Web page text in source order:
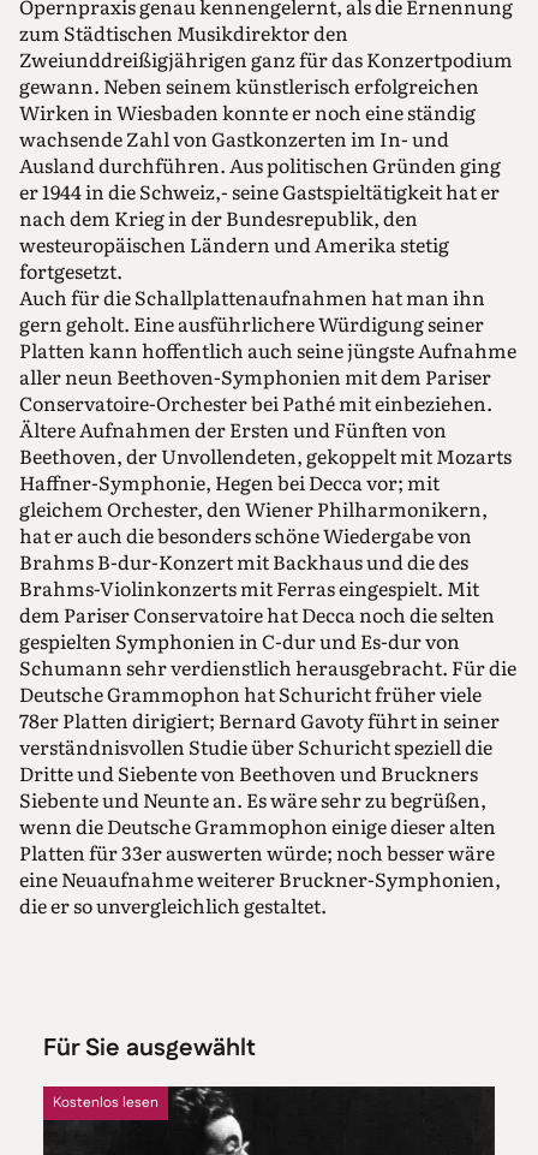
zum Städtischen Musikdirektor den
Zweiunddreißigjährigen ganz für das Konzertpodium
gewann. Neben seinem künstlerisch erfolgreichen
Wirken in Wiesbaden konnte er noch eine ständig
wachsende Zahl von Gastkonzerten im In- und
Ausland durchführen. Aus politischen Gründen ging
er 1944 in die Schweiz,- seine Gastspieltätigkeit hat er
nach dem Krieg in der Bundesrepublik, den
westeuropäischen Ländern und Amerika stetig
fortgesetzt.
Auch für die Schallplattenaufnahmen hat man ihn
gern geholt. Eine ausführlichere Würdigung seiner
Platten kann hoffentlich auch seine jüngste Aufnahme
aller neun Beethoven-Symphonien mit dem Pariser
Conservatoire-Orchester bei Pathé mit einbeziehen.
Ältere Aufnahmen der Ersten und Fünften von
Beethoven, der Unvollendeten, gekoppelt mit Mozarts
Haffner-Symphonie, Hegen bei Decca vor; mit
gleichem Orchester, den Wiener Philharmonikern,
hat er auch die besonders schöne Wiedergabe von
Brahms B-dur-Konzert mit Backhaus und die des
Brahms-Violinkonzerts mit Ferras eingespielt. Mit
dem Pariser Conservatoire hat Decca noch die selten
gespielten Symphonien in C-dur und Es-dur von
Schumann sehr verdienstlich herausgebracht. Für die
Deutsche Grammophon hat Schuricht früher viele
78er Platten dirigiert; Bernard Gavoty führt in seiner
verständnisvollen Studie über Schuricht speziell die
Dritte und Siebente von Beethoven und Bruckners
Siebente und Neunte an. Es wäre sehr zu begrüßen,
wenn die Deutsche Grammophon einige dieser alten
Platten für 33er auswerten würde; noch besser wäre
eine Neuaufnahme weiterer Bruckner-Symphonien,
die er so unvergleichlich gestaltet.
Für Sie ausgewählt
Kostenlos lesen